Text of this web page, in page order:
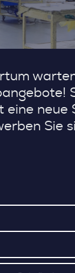
eine neue
Sie